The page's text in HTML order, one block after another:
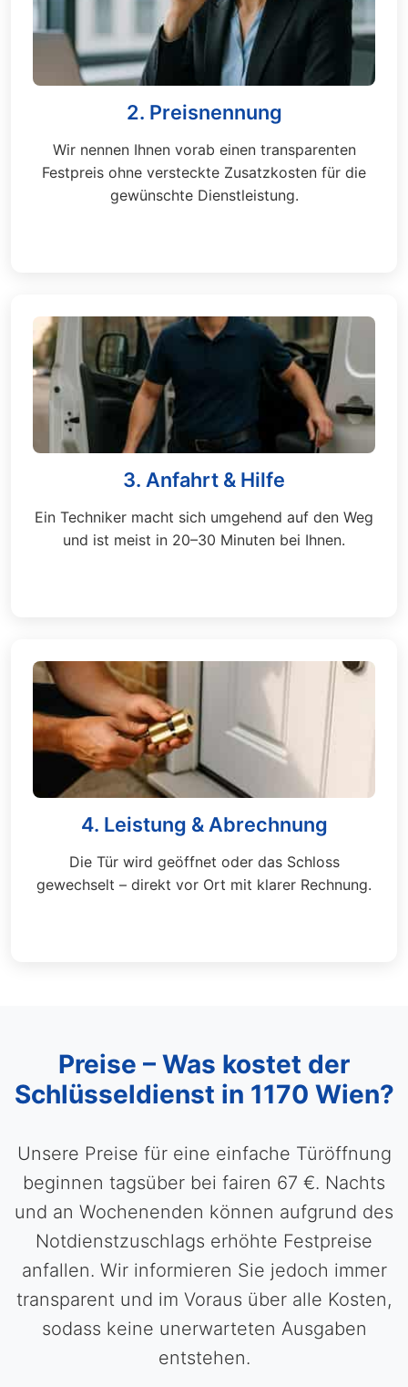
2. Preisnennung
Wir nennen Ihnen vorab einen transparenten
Festpreis ohne versteckte Zusatzkosten für die
gewünschte Dienstleistung.
3. Anfahrt & Hilfe
Ein Techniker macht sich umgehend auf den Weg
und ist meist in 20–30 Minuten bei Ihnen.
4. Leistung & Abrechnung
Die Tür wird geöffnet oder das Schloss
gewechselt – direkt vor Ort mit klarer Rechnung.
Preise – Was kostet der
Schlüsseldienst in 1170 Wien?
Unsere Preise für eine einfache Türöffnung
beginnen tagsüber bei fairen 67 €. Nachts
und an Wochenenden können aufgrund des
Notdienstzuschlags erhöhte Festpreise
anfallen. Wir informieren Sie jedoch immer
transparent und im Voraus über alle Kosten,
sodass keine unerwarteten Ausgaben
entstehen.